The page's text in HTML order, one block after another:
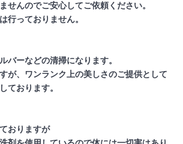
せんのでご安心してご依頼ください。
行っておりません。
バーなどの清掃になります。
が、ワンランク上の美しさのご提供として
ております。
おりますが